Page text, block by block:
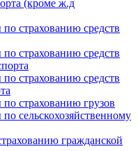
(кроме ж.д
страхованию средств
страхованию средств
страхованию средств
страхованию грузов
сельскохозяйственному
гражданской